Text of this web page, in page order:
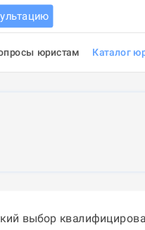
юристам Каталог
выбор